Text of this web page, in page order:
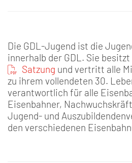
Die GDL-Jugend ist die
innerhalb der GDL. Sie
Satzung und vertritt alle
zu ihrem vollendeten 30.
verantwortlich für alle
Eisenbahner,
Jugend- und
den verschiedenen